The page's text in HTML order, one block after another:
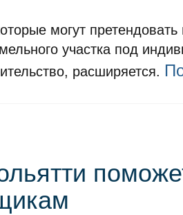
могут
участка под
расширяется.